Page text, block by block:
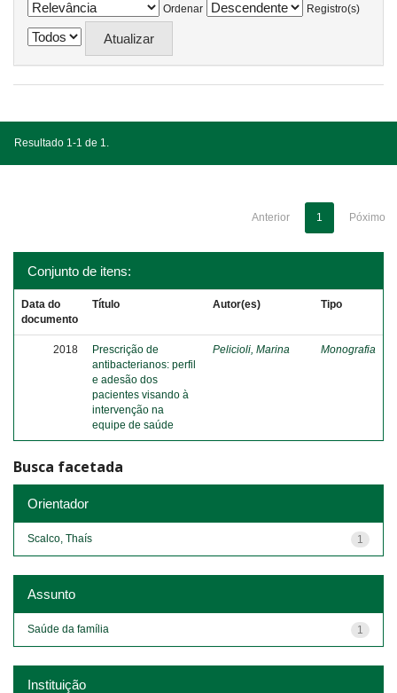
Ordenar
Registro(s)
Resultado 1-1 de 1.
Anterior 1 Póximo
Conjunto de itens:
Data do
documento
Título Autor(es) Tipo
2018
Prescrição de
antibacterianos: perfil
e adesão dos
pacientes visando à
intervenção na
equipe de saúde
Pelicioli, Marina Monografia
Busca facetada
Orientador
1
Scalco, Thaís
Assunto
1
Saúde da família
Instituição